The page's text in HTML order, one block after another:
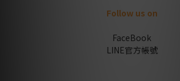
Follow us on
FaceBook
LINE官方帳號